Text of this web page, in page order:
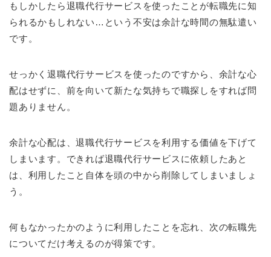
もしかしたら退職代行サービスを使ったことが転職先に知
られるかもしれない…という不安は余計な時間の無駄遣い
です。
せっかく退職代行サービスを使ったのですから、余計な心
配はせずに、前を向いて新たな気持ちで職探しをすれば問
題ありません。
余計な心配は、退職代行サービスを利用する価値を下げて
しまいます。できれば退職代行サービスに依頼したあと
は、利用したこと自体を頭の中から削除してしまいましょ
う。
何もなかったかのように利用したことを忘れ、次の転職先
についてだけ考えるのが得策です。